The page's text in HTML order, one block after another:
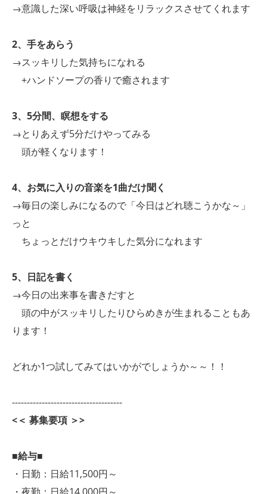
→意識した深い呼吸は神経をリラックスさせてくれます
2、手をあらう
→スッキリした気持ちになれる
+ハンドソープの香りで癒されます
3、5分間、瞑想をする
→とりあえず5分だけやってみる
頭が軽くなります！
4、お気に入りの音楽を1曲だけ聞く
→毎日の楽しみになるので「今日はどれ聴こうかな～」
っと
ちょっとだけウキウキした気分になれます
5、日記を書く
→今日の出来事を書きだすと
頭の中がスッキリしたりひらめきが生まれることもあ
ります！
どれか1つ試してみてはいかがでしょうか～～！！
-------------------------------------
<＜ 募集要項 ＞>
■給与■
・日勤：日給11,500円～